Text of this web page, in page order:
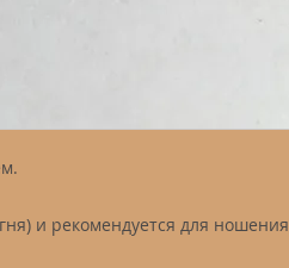
и рекомендуется для ношения